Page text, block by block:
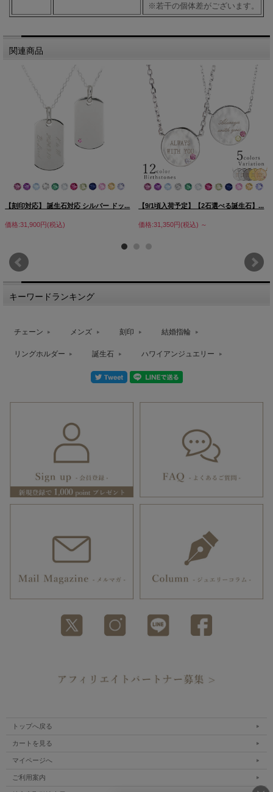
※若干の個体差がございます。
関連商品
【刻印対応】 誕生石対応 シルバー ドッ...
価格:31,900円(税込)
【9/1頃入荷予定】【2石選べる誕生石】...
価格:31,350円(税込) ～
キーワードランキング
チェーン メンズ 刻印 結婚指輪
リングホルダー 誕生石 ハワイアンジュエリー
トップへ戻る
カートを見る
マイページへ
ご利用案内